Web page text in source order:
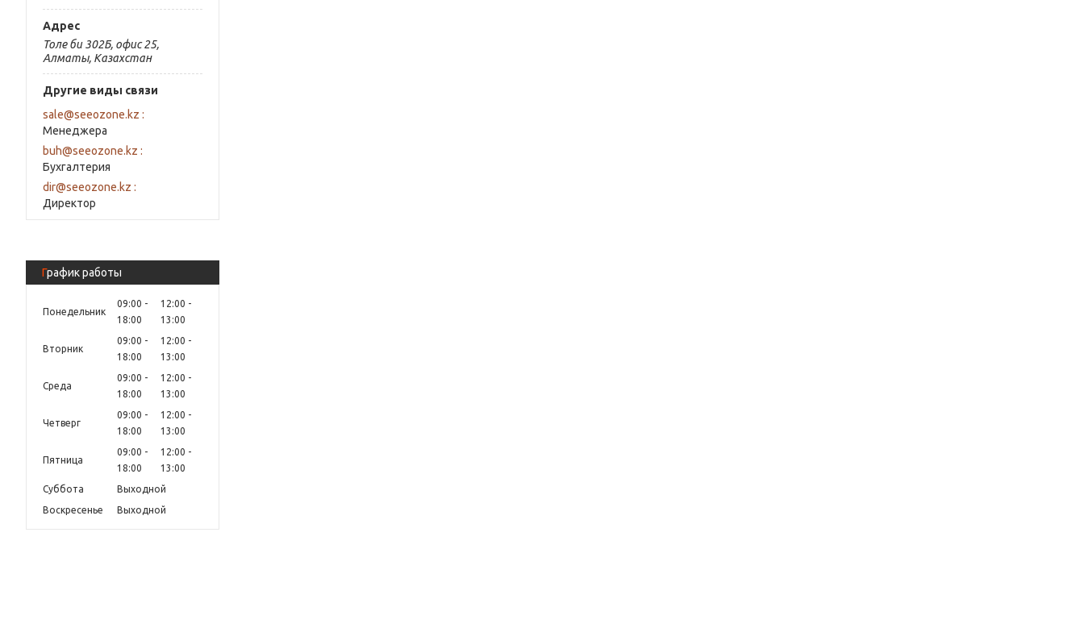
Толе би 302Б, офис 25,
Алматы, Казахстан
Другие виды связи
sale@seeozone.kz
Менеджера
buh@seeozone.kz
Бухгалтерия
dir@seeozone.kz
Директор
График работы
Понедельник
09:00
18:00
12:00
13:00
Вторник
09:00
18:00
12:00
13:00
Среда
09:00
18:00
12:00
13:00
Четверг
09:00
18:00
12:00
13:00
Пятница
09:00
18:00
12:00
13:00
Суббота
Выходной
Воскресенье
Выходной